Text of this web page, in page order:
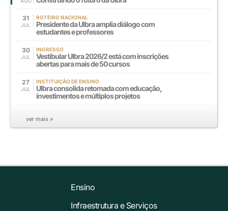
31
JUL
ROTEIRO NACIONAL
Presidente da Ulbra amplia diálogo com
estudantes e professores
30
JUL
INGRESSO
Vestibular Ulbra 2026/2 está com inscrições
abertas para mais de 50 cursos
27
JUL
INSTITUIÇÃO DE ENSINO
Ulbra consolida retomada com educação,
investimentos e múltiplos projetos
ver mais »
Ensino
Infraestrutura e Serviços